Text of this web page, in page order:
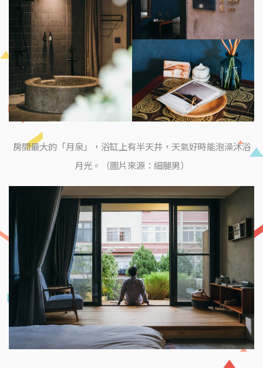
房間最大的「月泉」，浴缸上有半天井，天氣好時能泡澡沐浴
月光。（圖片來源：細腿男）